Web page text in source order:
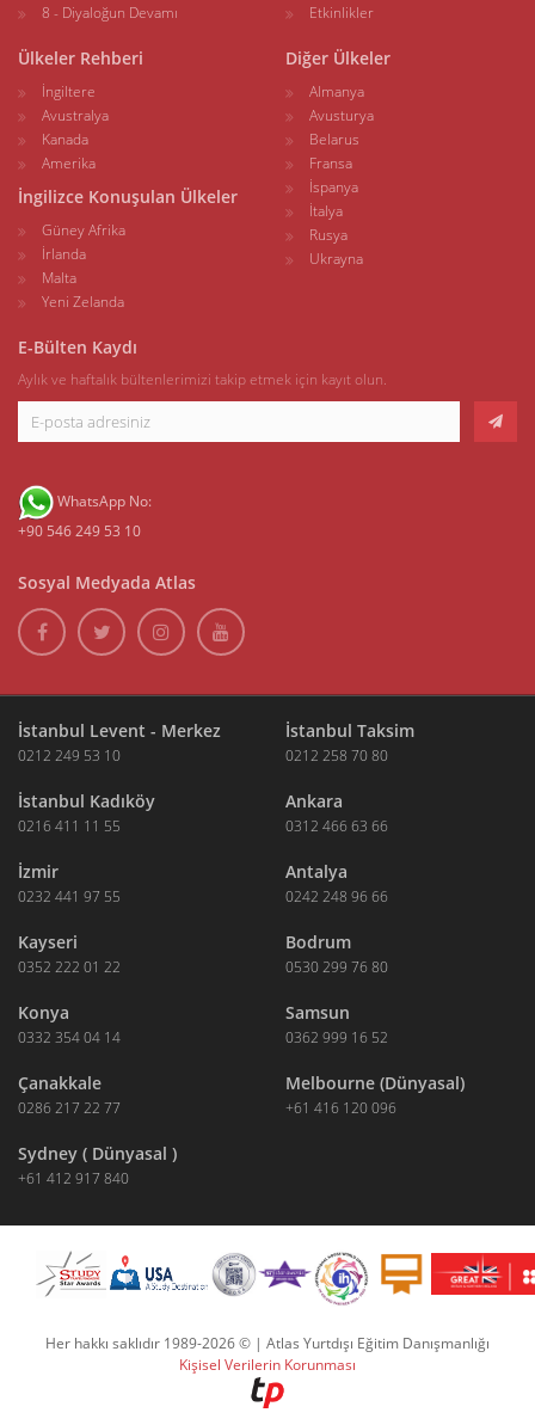
8 - Diyaloğun Devamı
Etkinlikler
Ülkeler Rehberi
İngiltere
Avustralya
Kanada
Amerika
İngilizce Konuşulan Ülkeler
Güney Afrika
İrlanda
Malta
Yeni Zelanda
Diğer Ülkeler
Almanya
Avusturya
Belarus
Fransa
İspanya
İtalya
Rusya
Ukrayna
E-Bülten Kaydı
Aylık ve haftalık bültenlerimizi takip etmek için kayıt olun.
WhatsApp No:
+90 546 249 53 10
Sosyal Medyada Atlas
İstanbul Levent - Merkez
0212 249 53 10
İstanbul Taksim
0212 258 70 80
İstanbul Kadıköy
0216 411 11 55
Ankara
0312 466 63 66
İzmir
0232 441 97 55
Antalya
0242 248 96 66
Kayseri
0352 222 01 22
Bodrum
0530 299 76 80
Konya
0332 354 04 14
Samsun
0362 999 16 52
Çanakkale
0286 217 22 77
Melbourne (Dünyasal)
+61 416 120 096
Sydney ( Dünyasal )
+61 412 917 840
Her hakkı saklıdır 1989-2026 © | Atlas Yurtdışı Eğitim Danışmanlığı
Kişisel Verilerin Korunması